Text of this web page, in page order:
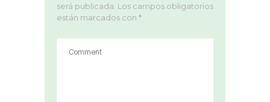
será publicada. Los campos obligatorios
están marcados con *